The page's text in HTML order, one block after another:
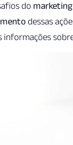
do marketing
dessas
informações